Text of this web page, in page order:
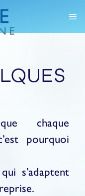
chaque
pourquoi
s’adaptent